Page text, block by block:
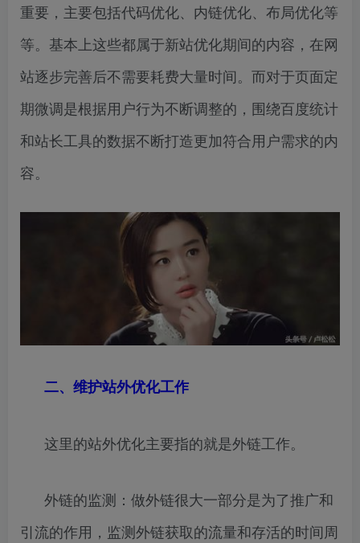
重要，主要包括代码优化、内链优化、布局优化等
等。基本上这些都属于新站优化期间的内容，在网
站逐步完善后不需要耗费大量时间。而对于页面定
期微调是根据用户行为不断调整的，围绕百度统计
和站长工具的数据不断打造更加符合用户需求的内
容。
二、维护站外优化工作
这里的站外优化主要指的就是外链工作。
外链的监测：做外链很大一部分是为了推广和
引流的作用，监测外链获取的流量和存活的时间周